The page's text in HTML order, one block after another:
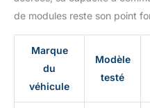
:
de modules reste son point
Marque
du
véhicule
Modèle
testé